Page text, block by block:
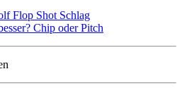
Flop Shot Schlag
Chip oder Pitch